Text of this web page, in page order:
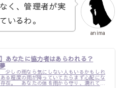
anima
く、管理者が実
いるわ。
】あなたに協力者はあらわれる？
しの雨なら気にしない人もいるかもしれ
る程度の雨が降っていてたらまず心配にな
在。 あなたの体を雨から守り、濡れて冷